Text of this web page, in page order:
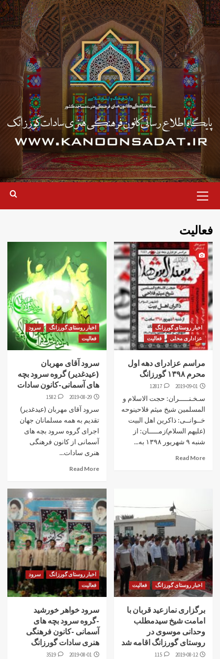
فعالیت
اخبار روستای گورزانگ
عزاداری محلی
فعالیت
مراسم عزادرای دهه اول
محرم ۱۳۹۸ گورزانگ
2019-09-01
12817
سـخـنـــــران: حجت الاسلام و
المسلمین شیخ میثم فلاحینوحه
خــوانــی: ذاکرین اهل البیت
(علیهم السلام)زمـــــان: از
شنبه ۹ شهریور ۱۳۹۸ به...
Read More
اخبار روستای گورزانگ
سرود
فعالیت
سرود آقای مهربان
(عیدغدیر) گروه سرود بچه
های آسمانی-کانون سادات
2019-08-29
1582
سرود آقای مهربان (عیدغدیر)
تقدیم به همه مسلمانان جهان
اجرای گروه سرود بچه های
آسمانی از کانون فرهنگی
هنری سادات...
Read More
اخبار روستای گورزانگ فعالیت
برگزاری نمازعید قربان با
امامت شیخ سیدمطلب
وحدانی موسوی در
روستای گورزانگ اقامه شد
2019-08-12
115
اخبار روستای گورزانگ
سرود
فعالیت
سرود خواهر خورشید
-گروه سرود بچه های
آسمانی -کانون فرهنگی
هنری سادات گورزانگ
2019-08-01
3519